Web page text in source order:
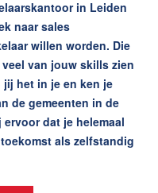
in Leiden
naar sales
willen worden. Die
van jouw skills zien
het in je en ken je
de gemeenten in de
dat je helemaal
als zelfstandig